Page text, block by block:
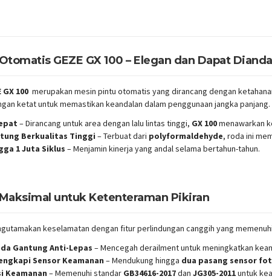
GEZE GX 100 – Elegan dan Dapat
100 merupakan mesin pintu otomatis yang dirancang dengan
ketat untuk memastikan keandalan dalam penggunaan jangka panjang.
– Dirancang untuk area dengan lalu lintas tinggi, GX 100menawarkan
Berkualitas Tinggi – Terbuat dari polyformaldehyde, roda ini
1 Juta Siklus – Menjamin kinerja yang andal selama bertahun-tahun.
untuk Ketenteraman Pikiran
keselamatan dengan fitur perlindungan canggih yang
Gantung Anti-Lepas – Mencegah derailment untuk meningkatkan
Sensor Keamanan – Mendukung hingga dua pasang sensor
Keamanan – Memenuhi standar GB34616-2017dan JG305-2011untuk